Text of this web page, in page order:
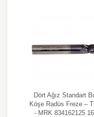
Dört Ağız Standart
Köşe Radüs Freze –
- MRK 834162125